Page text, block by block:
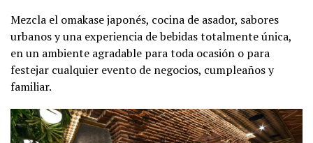
Mezcla el omakase japonés, cocina de asador, sabores
urbanos y una experiencia de bebidas totalmente única,
en un ambiente agradable para toda ocasión o para
festejar cualquier evento de negocios, cumpleaños y
familiar.